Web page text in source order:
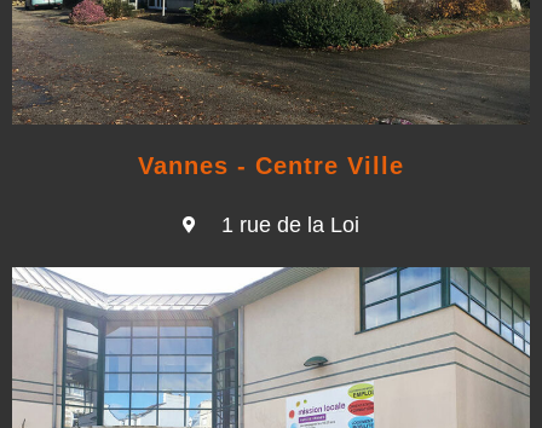
Vannes - Centre Ville
1 rue de la Loi